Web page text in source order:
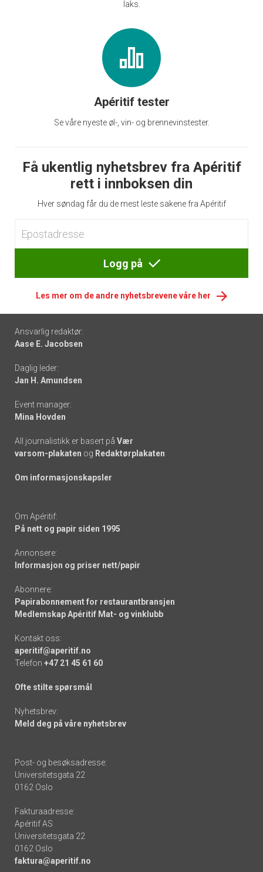
laks.
Apéritif tester
Se våre nyeste øl-, vin- og brennevinstester.
Få ukentlig nyhetsbrev fra Apéritif
rett i innboksen din
Hver søndag får du de mest leste sakene fra Apéritif
Logg på
Les mer om de andre nyhetsbrevene våre her
Footer
-
links
Ansvarlig redaktør:
Aase E. Jacobsen
Daglig leder:
Jan H. Amundsen
Event manager:
Mina Hovden
All journalistikk er basert på Vær
varsom-plakaten og Redaktørplakaten
Om informasjonskapsler
Om Apéritif:
På nett og papir siden 1995
Annonsere:
Informasjon og priser nett/papir
Abonnere:
Papirabonnement for restaurantbransjen
Medlemskap Apéritif Mat- og vinklubb
Kontakt oss:
aperitif@aperitif.no
Telefon +47 21 45 61 60
Ofte stilte spørsmål
Nyhetsbrev:
Meld deg på våre nyhetsbrev
Post- og besøksadresse:
Universitetsgata 22
0162 Oslo
Fakturaadresse:
Apéritif AS
Universitetsgata 22
0162 Oslo
faktura@aperitif.no